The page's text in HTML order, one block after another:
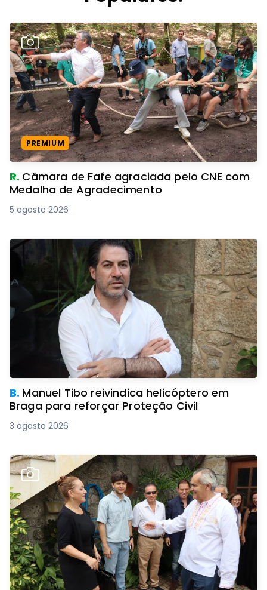
PREMIUM
R. Câmara de Fafe agraciada pelo CNE com
Medalha de Agradecimento
5 agosto 2026
B. Manuel Tibo reivindica helicóptero em
Braga para reforçar Proteção Civil
3 agosto 2026